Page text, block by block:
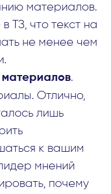
материалов.
ТЗ, что текст на
не менее чем
.
Отлично,
лишь
к вашим
мнений
почему